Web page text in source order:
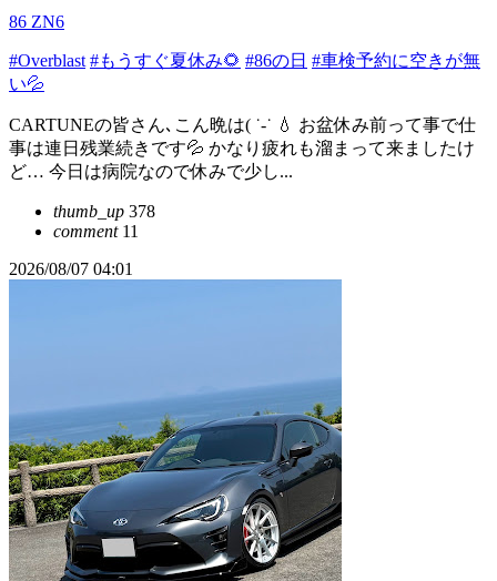
86 ZN6
#Overblast #もうすぐ夏休み🌻 #86の日 #車検予約に空きが無
い💦
CARTUNEの皆さん､こん晩は( ˙-˙ 💧 お盆休み前って事で仕
事は連日残業続きです💦 かなり疲れも溜まって来ましたけ
ど… 今日は病院なので休みで少し...
thumb_up 378
comment11
2026/08/07 04:01